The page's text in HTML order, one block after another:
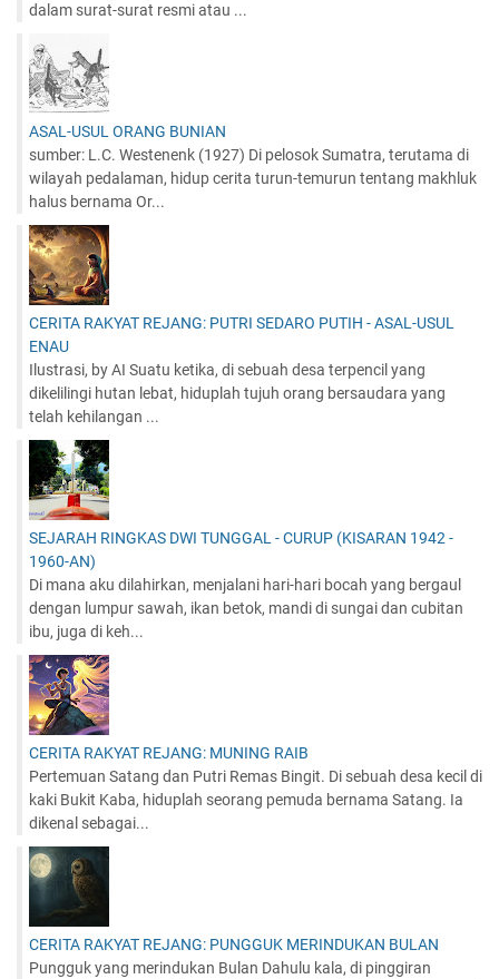
dalam surat-surat resmi atau ...
ASAL-USUL ORANG BUNIAN
sumber: L.C. Westenenk (1927) Di pelosok Sumatra, terutama di
wilayah pedalaman, hidup cerita turun-temurun tentang makhluk
halus bernama Or...
CERITA RAKYAT REJANG: PUTRI SEDARO PUTIH - ASAL-USUL
ENAU
Ilustrasi, by AI Suatu ketika, di sebuah desa terpencil yang
dikelilingi hutan lebat, hiduplah tujuh orang bersaudara yang
telah kehilangan ...
SEJARAH RINGKAS DWI TUNGGAL - CURUP (KISARAN 1942 -
1960-AN)
Di mana aku dilahirkan, menjalani hari-hari bocah yang bergaul
dengan lumpur sawah, ikan betok, mandi di sungai dan cubitan
ibu, juga di keh...
CERITA RAKYAT REJANG: MUNING RAIB
Pertemuan Satang dan Putri Remas Bingit. Di sebuah desa kecil di
kaki Bukit Kaba, hiduplah seorang pemuda bernama Satang. Ia
dikenal sebagai...
CERITA RAKYAT REJANG: PUNGGUK MERINDUKAN BULAN
Pungguk yang merindukan Bulan Dahulu kala, di pinggiran